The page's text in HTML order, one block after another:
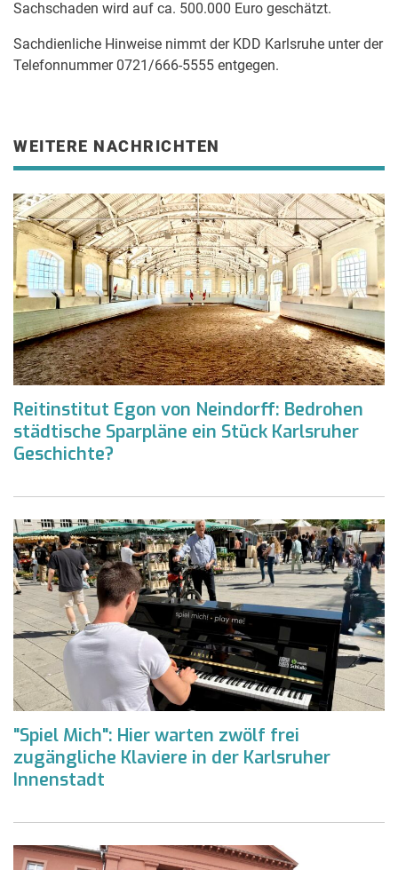
Sachschaden wird auf ca. 500.000 Euro geschätzt.
Sachdienliche Hinweise nimmt der KDD Karlsruhe unter der
Telefonnummer 0721/666-5555 entgegen.
WEITERE NACHRICHTEN
Reitinstitut Egon von Neindorff: Bedrohen
städtische Sparpläne ein Stück Karlsruher
Geschichte?
"Spiel Mich": Hier warten zwölf frei
zugängliche Klaviere in der Karlsruher
Innenstadt